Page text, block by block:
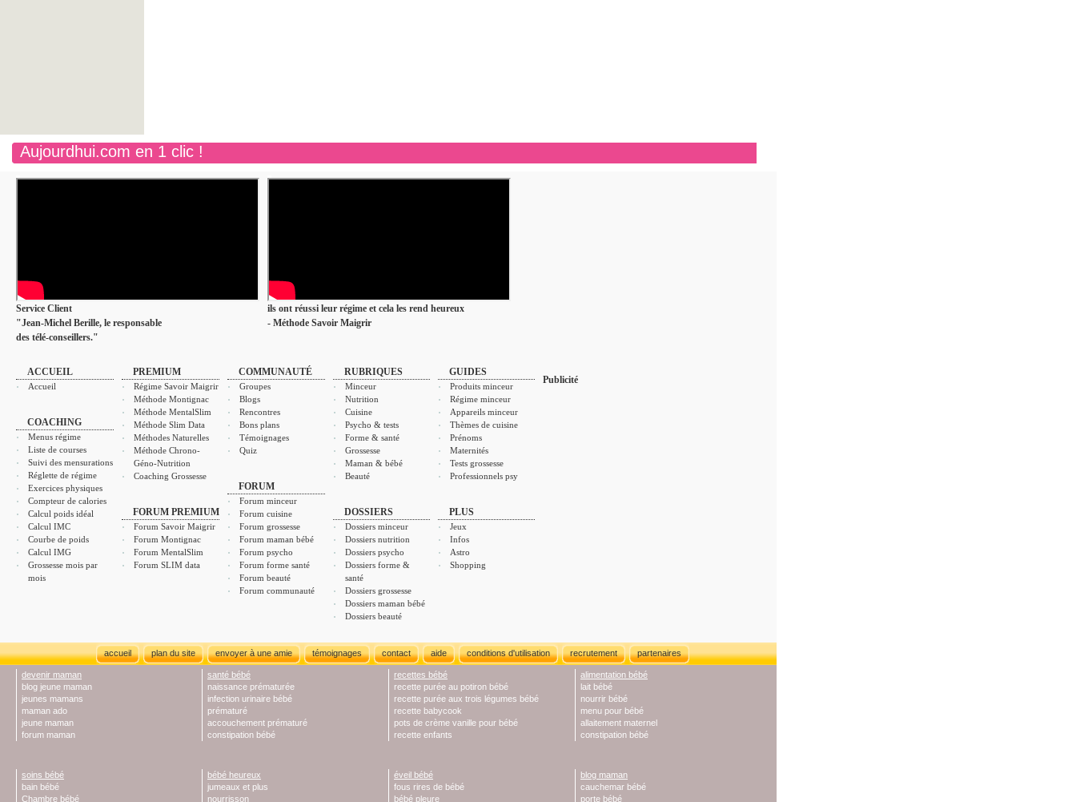
Aujourdhui.com en 1 clic !
Service Client
"Jean-Michel Berille, le responsable
des télé-conseillers."
ils ont réussi leur régime et cela les rend heureux
- Méthode Savoir Maigrir
ACCUEIL
Accueil
COACHING
Menus régime
Liste de courses
Suivi des mensurations
Réglette de régime
Exercices physiques
Compteur de calories
Calcul poids idéal
Calcul IMC
Courbe de poids
Calcul IMG
Grossesse mois par
mois
PREMIUM
Régime Savoir Maigrir
Méthode Montignac
Méthode MentalSlim
Méthode Slim Data
Méthodes Naturelles
Méthode Chrono-
Géno-Nutrition
Coaching Grossesse
FORUM PREMIUM
Forum Savoir Maigrir
Forum Montignac
Forum MentalSlim
Forum SLIM data
COMMUNAUTÉ
Groupes
Blogs
Rencontres
Bons plans
Témoignages
Quiz
FORUM
Forum minceur
Forum cuisine
Forum grossesse
Forum maman bébé
Forum psycho
Forum forme santé
Forum beauté
Forum communauté
RUBRIQUES
Minceur
Nutrition
Cuisine
Psycho & tests
Forme & santé
Grossesse
Maman & bébé
Beauté
DOSSIERS
Dossiers minceur
Dossiers nutrition
Dossiers psycho
Dossiers forme &
santé
Dossiers grossesse
Dossiers maman bébé
Dossiers beauté
GUIDES
Produits minceur
Régime minceur
Appareils minceur
Thèmes de cuisine
Prénoms
Maternités
Tests grossesse
Professionnels psy
PLUS
Jeux
Infos
Astro
Shopping
Publicité
accueil plan du site envoyer à une amie témoignages contact aide conditions d'utilisation recrutement partenaires
devenir maman
blog jeune maman
jeunes mamans
maman ado
jeune maman
forum maman
santé bébé
naissance prématurée
infection urinaire bébé
prématuré
accouchement prématuré
constipation bébé
recettes bébé
recette purée au potiron bébé
recette purée aux trois légumes bébé
recette babycook
pots de crème vanille pour bébé
recette enfants
alimentation bébé
lait bébé
nourrir bébé
menu pour bébé
allaitement maternel
constipation bébé
soins bébé
bain bébé
Chambre bébé
bébé heureux
jumeaux et plus
nourrisson
éveil bébé
fous rires de bébé
bébé pleure
blog maman
cauchemar bébé
porte bébé